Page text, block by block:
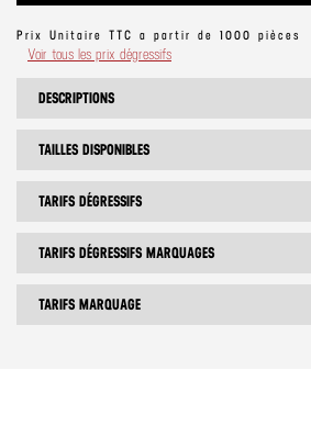
Prix Unitaire TTC a partir de 1000 pièces
Voir tous les prix dégressifs
DESCRIPTIONS
TAILLES DISPONIBLES
TARIFS DÉGRESSIFS
TARIFS DÉGRESSIFS MARQUAGES
TARIFS MARQUAGE